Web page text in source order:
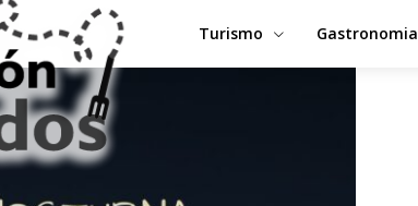
Turismo Gastronomia